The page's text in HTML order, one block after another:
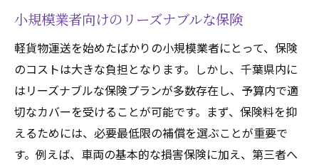
小規模業者向けのリーズナブルな保険
軽貨物運送を始めたばかりの小規模業者にとって、保険
のコストは大きな負担となります。しかし、千葉県内に
はリーズナブルな保険プランが多数存在し、予算内で適
切なカバーを受けることが可能です。まず、保険料を抑
えるためには、必要最低限の補償を選ぶことが重要で
す。例えば、車両の基本的な損害保険に加え、第三者へ